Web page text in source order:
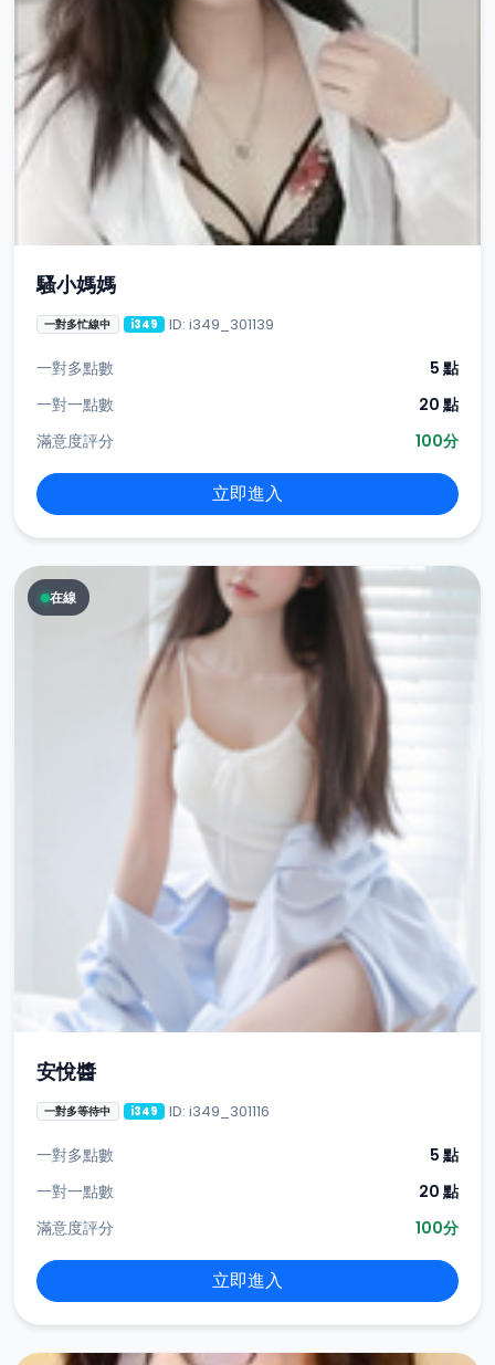
騷小媽媽
一對多忙線中 i349 ID: i349_301139
一對多點數
5 點
一對一點數
20 點
滿意度評分
100分
立即進入
在線
安悅醬
一對多等待中 i349 ID: i349_301116
一對多點數
5 點
一對一點數
20 點
滿意度評分
100分
立即進入